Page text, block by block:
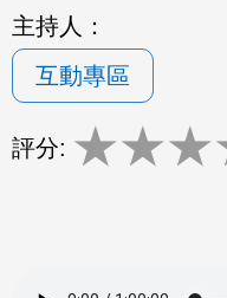
主持人：
互動專區
評分: ★★★